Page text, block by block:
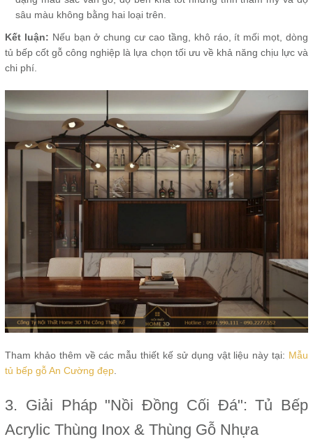
sâu màu không bằng hai loại trên.
Kết luận: Nếu bạn ở chung cư cao tầng, khô ráo, ít mối mọt, dòng
tủ bếp cốt gỗ công nghiệp là lựa chọn tối ưu về khả năng chịu lực và
chi phí.
Tham khảo thêm về các mẫu thiết kế sử dụng vật liệu này tại: Mẫu
tủ bếp gỗ An Cường đẹp
3. Giải Pháp "Nồi Đồng Cối Đá": Tủ Bếp
Acrylic Thùng Inox & Thùng Gỗ Nhựa